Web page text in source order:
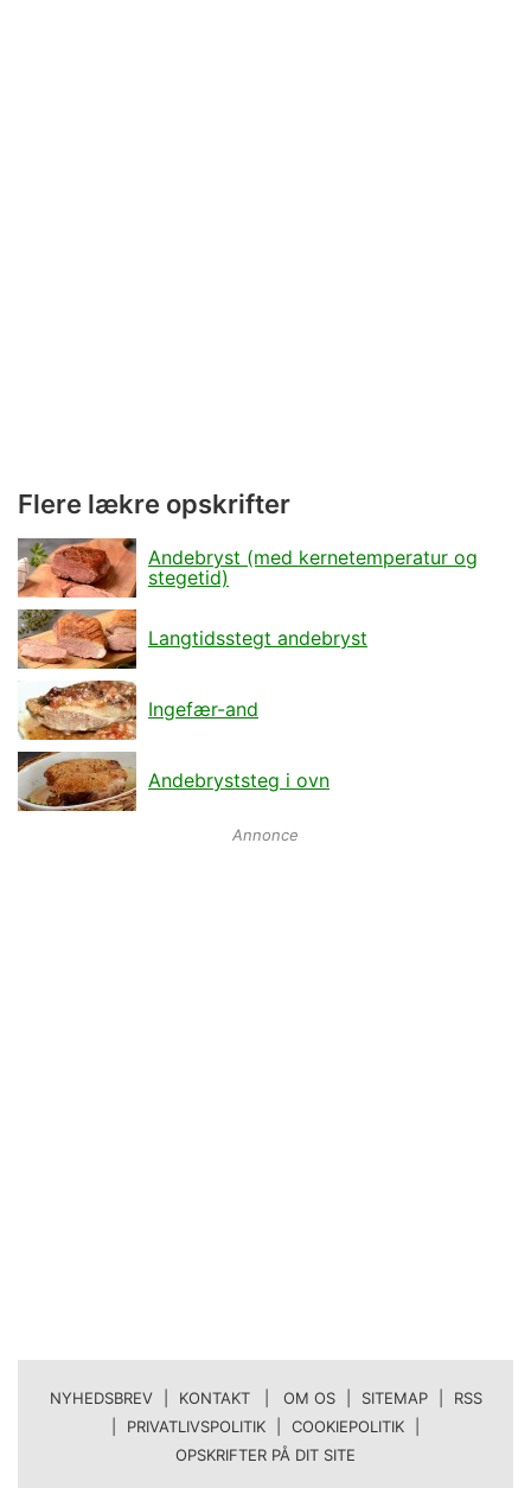
Flere lækre opskrifter
Andebryst (med kernetemperatur og
stegetid)
Langtidsstegt andebryst
Ingefær-and
Andebryststeg i ovn
Annonce
NYHEDSBREV KONTAKT | OM OS SITEMAP
RSS
PRIVATLIVSPOLITIK COOKIEPOLITIK
OPSKRIFTER PÅ DIT SITE